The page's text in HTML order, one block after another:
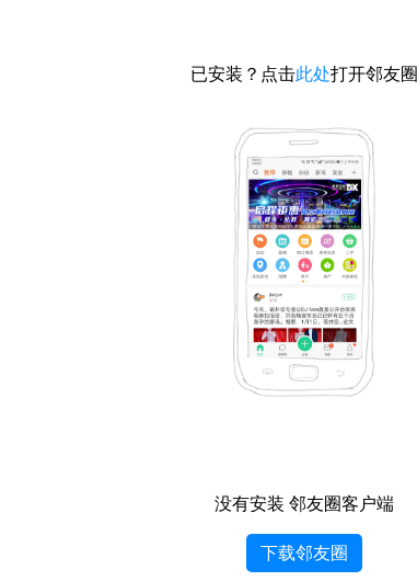
已安装？点击此处打开邻友圈
没有安装 邻友圈客户端
下载邻友圈